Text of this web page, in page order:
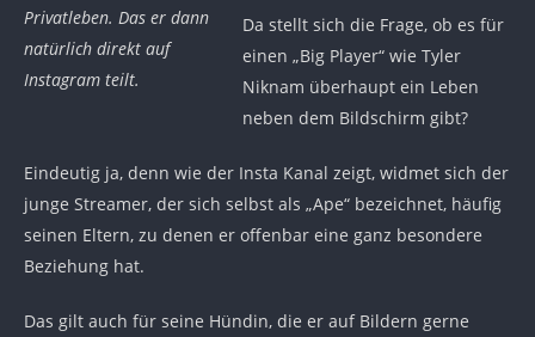
Privatleben. Das er dann
natürlich direkt auf
Instagram teilt.
Da stellt sich die Frage, ob es für
einen „Big Player“ wie Tyler
Niknam überhaupt ein Leben
neben dem Bildschirm gibt?
Eindeutig ja, denn wie der Insta Kanal zeigt, widmet sich der
junge Streamer, der sich selbst als „Ape“ bezeichnet, häufig
seinen Eltern, zu denen er offenbar eine ganz besondere
Beziehung hat.
Das gilt auch für seine Hündin, die er auf Bildern gerne